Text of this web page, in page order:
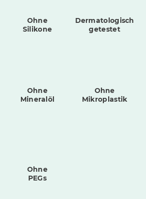
Ohne
Silikone
Dermatologisch
getestet
Ohne
Mineralöl
Ohne
Mikroplastik
Ohne
PEGs